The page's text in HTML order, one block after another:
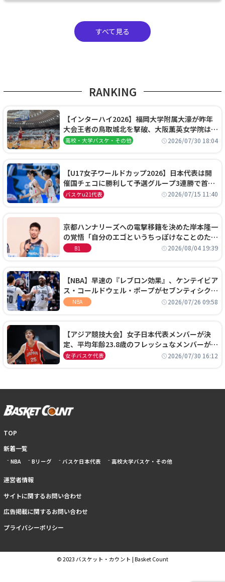
すべて見る
RANKING
【インターハイ2026】福岡大学附属大濠が昨年
大会王者の鳥取城北を撃破、大阪薫英女学院は岐
阜女子に完勝、大会3日目試合結果
高校・大学バスケ・その他 2026/07/30 18:04
【U17女子ワールドカップ2026】日本代表は開
催国チェコに勝利して予選グループ3連勝で首位
通過！準々決勝の相手はエジプトに決定
バスケu21代表 2026/07/15 11:40
京都ハンナリーズへの電撃移籍を決めた岸本隆一
の覚悟「自分のエゴというちっぽけなことのため
に、京都に来たわけではない」
B1 2026/08/04 19:39
【NBA】早速の『レブロン効果』、ケンテイビア
ス・コールドウェル・ポープがセブンティシクサ
ーズに1年契約で加入
NBA 2026/07/26 09:58
【アジア競技大会】女子日本代表メンバーが決
定、平均年齢23.8歳のフレッシュなメンバーが日
本開催の大舞台で頂点を狙う
女子バスケ代表 2026/07/30 16:12
TOP
新着一覧
NBA Bリーグ バスケ日本代表 高校大学バスケ・その他
運営者情報
サイトに関するお問い合わせ
広告掲載に関するお問い合わせ
プライバシーポリシー
© 2023 バスケット・カウント | Basket Count